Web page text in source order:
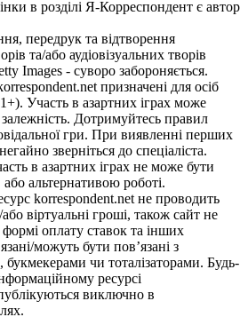
в розділі Я-Корреспондент є автор
передрук та відтворення
та/або аудіовізуальних творів
Images - суворо забороняється.
призначені для осіб
Участь в азартних іграх може
Дотримуйтесь правил
гри. При виявленні перших
зверніться до спеціаліста.
в азартних іграх не може бути
альтернативою роботі.
korrespondent.net не проводить
або віртуальні гроші, також сайт не
оплату ставок та інших
можуть бути пов’язані з
букмекерами чи тоталізаторами. Будь-
ресурсі
виключно в